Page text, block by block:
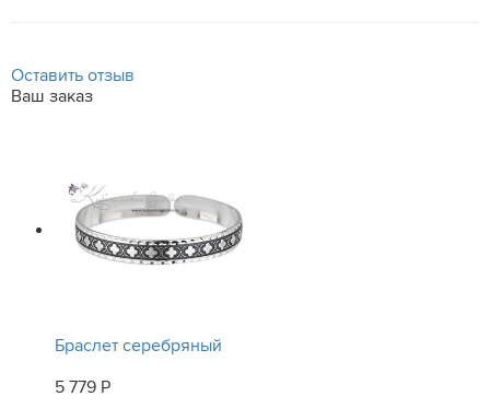
Оставить отзыв
Ваш заказ
Браслет серебряный
5 779 Р